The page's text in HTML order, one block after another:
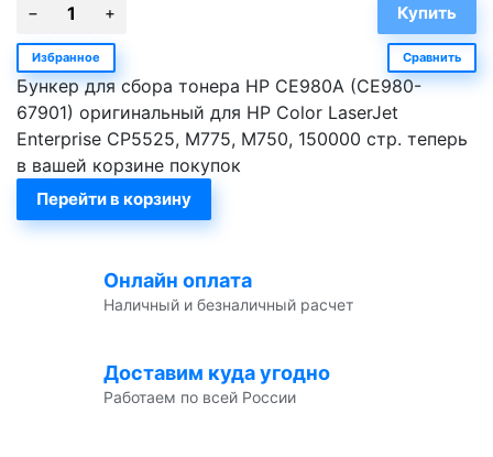
Избранное Сравнить
Бункер для сбора тонера HP CE980A (CE980-
67901) оригинальный для HP Color LaserJet
Enterprise CP5525, M775, M750, 150000 стр. теперь
в вашей корзине покупок
Перейти в корзину
Онлайн оплата
Наличный и безналичный расчет
Доставим куда угодно
Работаем по всей России